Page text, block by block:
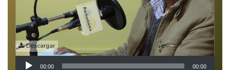
Descargar
Reproductor
00:00 00:00